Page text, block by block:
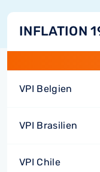
INFLATION
VPI Belgien
VPI Brasilien
VPI Chile